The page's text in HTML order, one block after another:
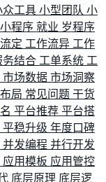
众工具 小型团队 小
小程序 就业 岁程序
定 工作流异 工作
务结合 工单系统 工
市场数据 市场洞察
布局 常见问题 干货
平台推荐 平台搭
平稳升级 年度口碑
并发编程 并行开发
应用模板 应用管控
底层原理 底层逻